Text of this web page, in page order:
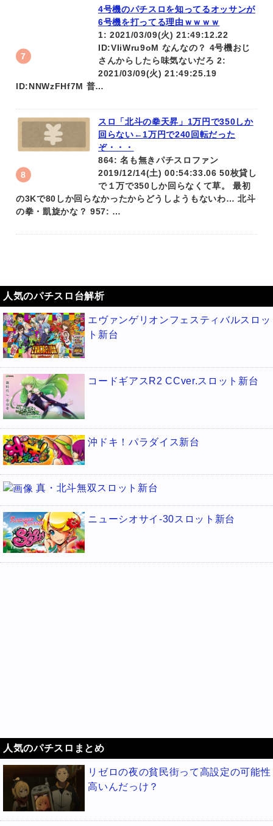
4号機のパチスロを知ってるオッサンが
6号機を打ってる理由ｗｗｗｗ
1: 2021/03/09(火) 21:49:12.22
ID:VIiWru9oM なんなの？ 4号機おじ
さんからしたら味気ないだろ 2:
2021/03/09(火) 21:49:25.19
ID:NNWzFHf7M 普…
スロ「北斗の拳天昇」1万円で350しか
回らない←1万円で240回転だった
ぞ・・・
864: 名も無きパチスロファン
2019/12/14(土) 00:54:33.06 50枚貸し
で１万で350しか回らなくて草。 最初
の3Kで80しか回らなかったからどうしようもないわ… 北斗
の拳・凱旋かな？ 957: …
人気のパチスロ台解析
エヴァンゲリオンフェスティバルスロッ
ト新台
コードギアスR2 CCver.スロット新台
沖ドキ！パラダイス新台
真・北斗無双スロット新台
ニューシオサイ-30スロット新台
人気のパチスロまとめ
リゼロの夜の貧民街って高設定の可能性
高いんだっけ？